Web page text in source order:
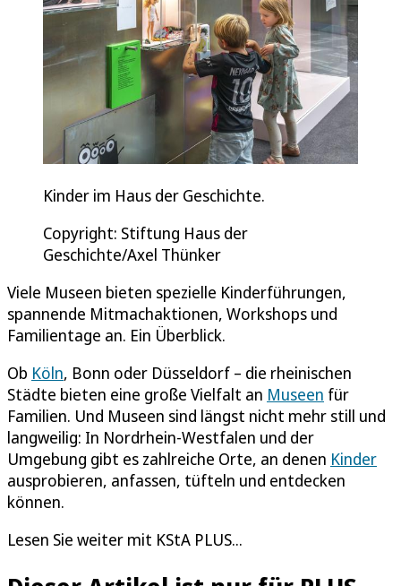
Kinder im Haus der Geschichte.
Copyright: Stiftung Haus der
Geschichte/Axel Thünker
Viele Museen bieten spezielle Kinderführungen,
spannende Mitmachaktionen, Workshops und
Familientage an. Ein Überblick.
Ob Köln, Bonn oder Düsseldorf – die rheinischen
Städte bieten eine große Vielfalt an Museen für
Familien. Und Museen sind längst nicht mehr still und
langweilig: In Nordrhein-Westfalen und der
Umgebung gibt es zahlreiche Orte, an denen Kinder
ausprobieren, anfassen, tüfteln und entdecken
können.
Lesen Sie weiter mit KStA PLUS...